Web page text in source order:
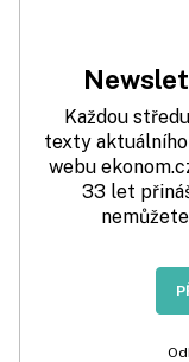
Každou
texty
webu
33 let